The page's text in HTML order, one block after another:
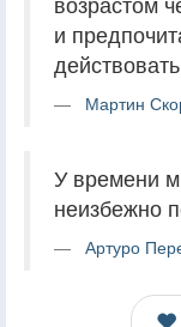
и
Мартин
У времени
неизбежно
Артуро